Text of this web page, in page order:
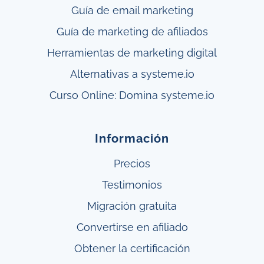
Guía de email marketing
Guía de marketing de afiliados
Herramientas de marketing digital
Alternativas a systeme.io
Curso Online: Domina systeme.io
Información
Precios
Testimonios
Migración gratuita
Convertirse en afiliado
Obtenerla certificación